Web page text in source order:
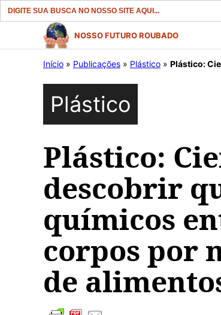
Search
for:
conteúdo
NOSSO FUTURO ROUBADO
Início » Publicações » Plástico » Plástico: Cientistas
Plástico
Plástico:
descobrir
químicos
corpos por
de